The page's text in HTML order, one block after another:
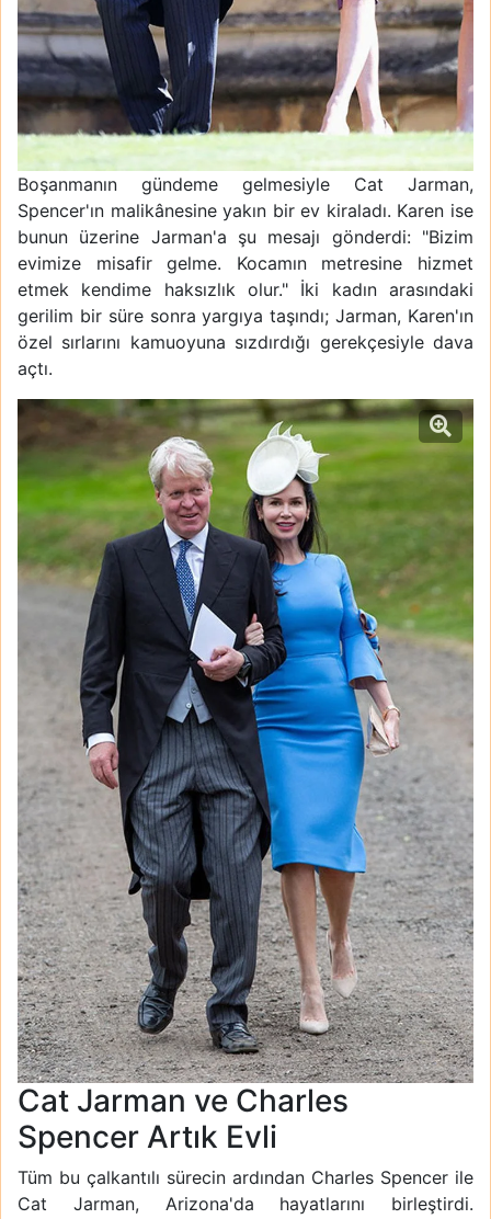
Boşanmanın gündeme gelmesiyle Cat Jarman,
Spencer'ın malikânesine yakın bir ev kiraladı. Karen ise
bunun üzerine Jarman'a şu mesajı gönderdi: "Bizim
evimize misafir gelme. Kocamın metresine hizmet
etmek kendime haksızlık olur." İki kadın arasındaki
gerilim bir süre sonra yargıya taşındı; Jarman, Karen'ın
özel sırlarını kamuoyuna sızdırdığı gerekçesiyle dava
açtı.
Cat Jarman ve Charles
Spencer Artık Evli
Tüm bu çalkantılı sürecin ardından Charles Spencer ile
Cat Jarman, Arizona'da hayatlarını birleştirdi.